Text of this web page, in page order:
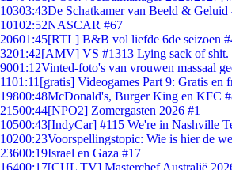
10303:43De Schatkamer van Beeld & Geluid
10102:52NASCAR #67
20601:45[RTL] B&B vol liefde 6de seizoen
3201:42[AMV] VS #1313 Lying sack of shit.
9001:12Vinted-foto's van vrouwen massaal
1101:11 [gratis] Videogames Part 9: Gratis en
19800:48McDonald's, Burger King en KFC
21500:44[NPO2] Zomergasten 2026 #1
10500:43[IndyCar] #115 We're in Nashville
10200:23Voorspellingstopic: Wie is hier de
23600:19Israel en Gaza #17
16400:17[CUL TV] Masterchef Australië